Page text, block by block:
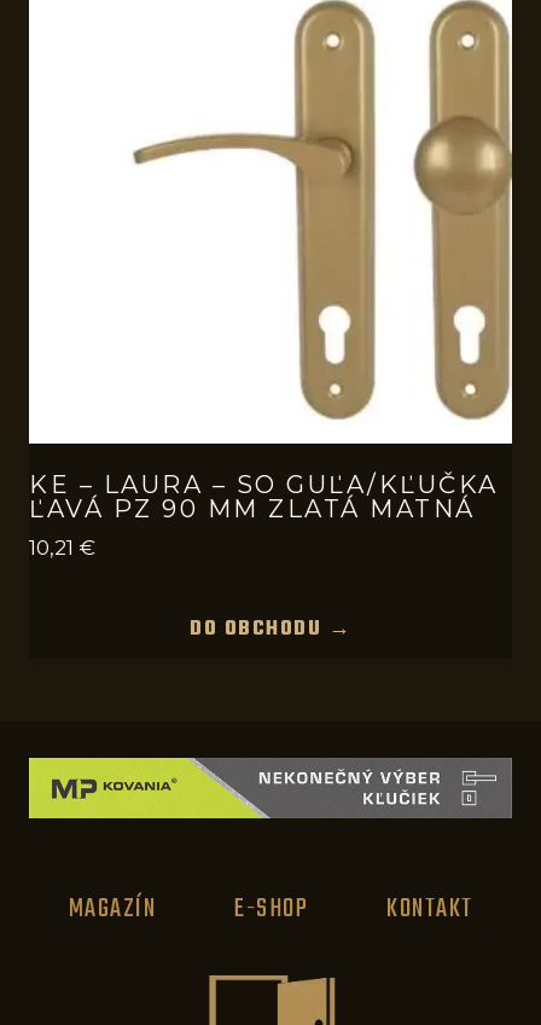
KE – LAURA – SO GUĽA/KĽUČKA
ĽAVÁ PZ 90 MM ZLATÁ MATNÁ
10,21 €
DO OBCHODU →
MAGAZÍN E-SHOP KONTAKT